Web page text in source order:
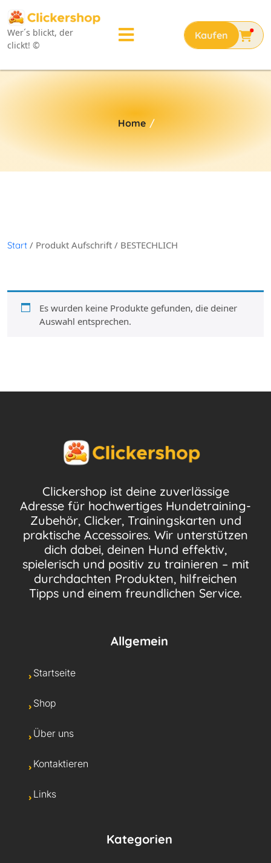
Wer´s blickt, der
clickt! ©
Home /
Start / Produkt Aufschrift / BESTECHLICH
Es wurden keine Produkte gefunden, die deiner
Auswahl entsprechen.
Clickershop ist deine zuverlässige
Adresse für hochwertiges Hundetraining-
Zubehör, Clicker, Trainingskarten und
praktische Accessoires. Wir unterstützen
dich dabei, deinen Hund effektiv,
spielerisch und positiv zu trainieren – mit
durchdachten Produkten, hilfreichen
Tipps und einem freundlichen Service.
Allgemein
Startseite
Shop
Über uns
Kontaktieren
Links
Kategorien